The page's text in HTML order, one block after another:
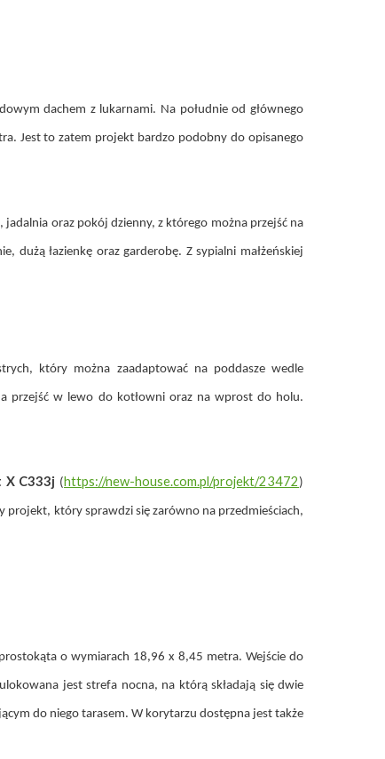
dachem z lukarnami. Na południe od głównego
Jest to zatem projekt bardzo podobny do opisanego
oraz pokój dzienny, z którego można przejść na
dużą łazienkę oraz garderobę. Z sypialni małżeńskiej
który można zaadaptować na poddasze wedle
przejść w lewo do kotłowni oraz na wprost do holu.
X C333j (https://new-house.com.pl/projekt/23472)
projekt, który sprawdzi się zarówno na przedmieściach,
o wymiarach 18,96 x 8,45 metra. Wejście do
jest strefa nocna, na którą składają się dwie
do niego tarasem. W korytarzu dostępna jest także